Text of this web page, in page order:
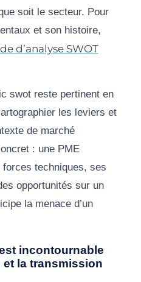
soit le secteur. Pour
et son histoire,
d’analyse SWOT
swot reste pertinent en
les leviers et
de marché
: une PME
techniques, ses
opportunités sur un
la menace d’un
incontournable
la transmission